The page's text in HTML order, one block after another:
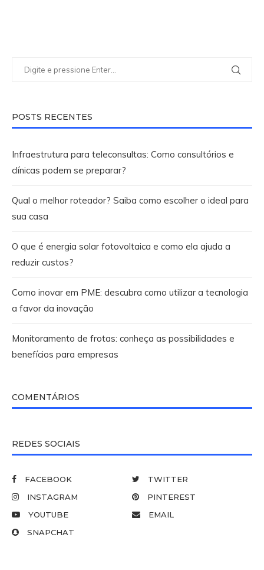
POSTS RECENTES
Infraestrutura para teleconsultas: Como consultórios e
clínicas podem se preparar?
Qual o melhor roteador? Saiba como escolher o ideal para
sua casa
O que é energia solar fotovoltaica e como ela ajuda a
reduzir custos?
Como inovar em PME: descubra como utilizar a tecnologia
a favor da inovação
Monitoramento de frotas: conheça as possibilidades e
benefícios para empresas
COMENTÁRIOS
REDES SOCIAIS
FACEBOOK
TWITTER
INSTAGRAM
PINTEREST
YOUTUBE
EMAIL
SNAPCHAT